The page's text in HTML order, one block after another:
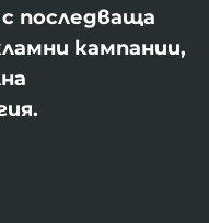
с последваща
кампании,